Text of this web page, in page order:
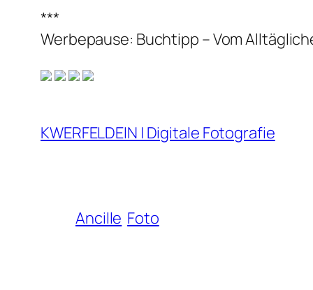
***
Werbepause: Buchtipp – Vom
KWERFELDEIN | Digitale Fotografie
Ancille Foto